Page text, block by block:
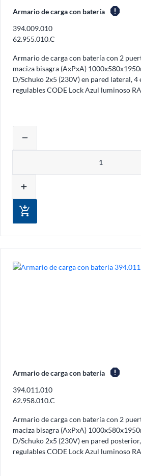
Armario de carga con batería report
394.009.010
62.955.010.C
Armario de carga con batería con 2
maciza bisagra (AxPxA)
D/Schuko 2x5 (230V) en pared lateral, 4
regulables CODE Lock Azul luminoso
Ajustar la cantidad del
remove
add
add_shopping_cart
Armario de carga con batería report
394.011.010
62.958.010.C
Armario de carga con batería con 2
maciza bisagra (AxPxA)
D/Schuko 2x5 (230V) en pared
regulables CODE Lock Azul luminoso